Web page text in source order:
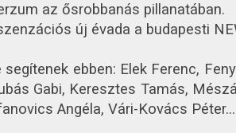
az ősrobbanás pillanatában.
új évada a budapesti
ebben: Elek Ferenc,
Gabi, Keresztes Tamás,
Angéla, Vári-Kovács Péter...